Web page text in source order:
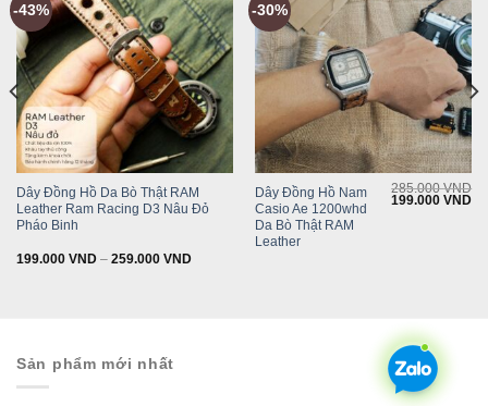
-43%
Dây Đồng Hồ Da Bò Thật RAM
Leather Ram Racing D3 Nâu Đỏ
Pháo Binh
199.000 VND– 259.000 VND
-30%
Dây Đồng Hồ Nam
Casio Ae 1200whd
Da Bò Thật RAM
Leather
285.000VND
Original
199.000VND
Sản phẩm mới nhất